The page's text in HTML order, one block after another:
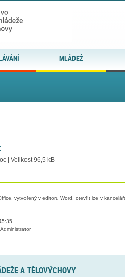
MLÁDEŽ
| Velikost 96,5 kB
vytvořený v editoru Word, otevřít lze v
A TĚLOVÝCHOVY